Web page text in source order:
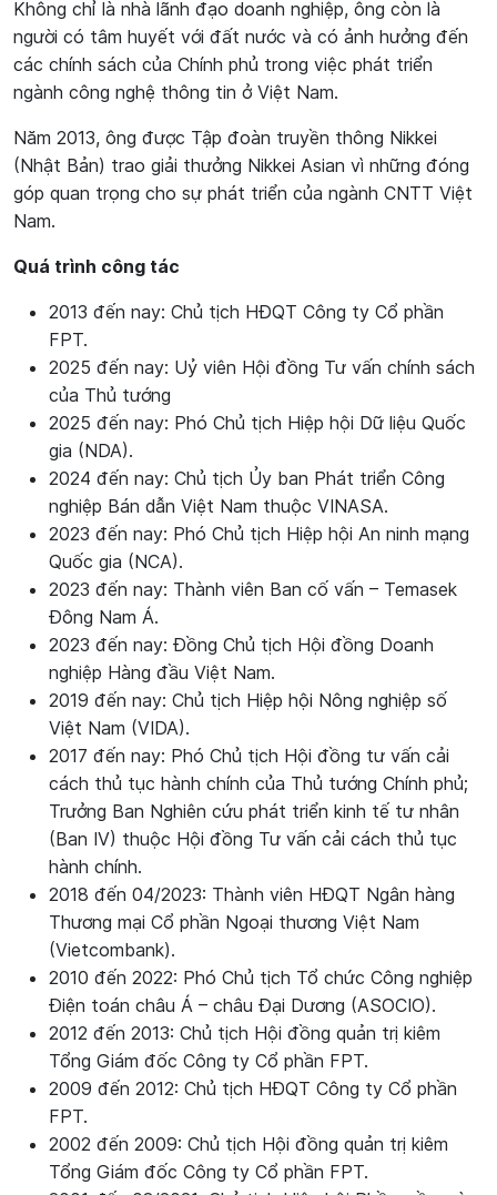
Không chỉ là nhà lãnh đạo doanh nghiệp, ông còn là
người có tâm huyết với đất nước và có ảnh hưởng đến
các chính sách của Chính phủ trong việc phát triển
ngành công nghệ thông tin ở Việt Nam.
Năm 2013, ông được Tập đoàn truyền thông Nikkei
(Nhật Bản) trao giải thưởng Nikkei Asian vì những đóng
góp quan trọng cho sự phát triển của ngành CNTT Việt
Nam.
Quá trình công tác
2013 đến nay: Chủ tịch HĐQT Công ty Cổ phần
FPT.
2025 đến nay: Uỷ viên Hội đồng Tư vấn chính sách
của Thủ tướng
2025 đến nay: Phó Chủ tịch Hiệp hội Dữ liệu Quốc
gia (NDA).
2024 đến nay: Chủ tịch Ủy ban Phát triển Công
nghiệp Bán dẫn Việt Nam thuộc VINASA.
2023 đến nay: Phó Chủ tịch Hiệp hội An ninh mạng
Quốc gia (NCA).
2023 đến nay: Thành viên Ban cố vấn – Temasek
Đông Nam Á.
2023 đến nay: Đồng Chủ tịch Hội đồng Doanh
nghiệp Hàng đầu Việt Nam.
2019 đến nay: Chủ tịch Hiệp hội Nông nghiệp số
Việt Nam (VIDA).
2017 đến nay: Phó Chủ tịch Hội đồng tư vấn cải
cách thủ tục hành chính của Thủ tướng Chính phủ;
Trưởng Ban Nghiên cứu phát triển kinh tế tư nhân
(Ban IV) thuộc Hội đồng Tư vấn cải cách thủ tục
hành chính.
2018 đến 04/2023: Thành viên HĐQT Ngân hàng
Thương mại Cổ phần Ngoại thương Việt Nam
(Vietcombank).
2010 đến 2022: Phó Chủ tịch Tổ chức Công nghiệp
Điện toán châu Á – châu Đại Dương (ASOCIO).
2012 đến 2013: Chủ tịch Hội đồng quản trị kiêm
Tổng Giám đốc Công ty Cổ phần FPT.
2009 đến 2012: Chủ tịch HĐQT Công ty Cổ phần
FPT.
2002 đến 2009: Chủ tịch Hội đồng quản trị kiêm
Tổng Giám đốc Công ty Cổ phần FPT.